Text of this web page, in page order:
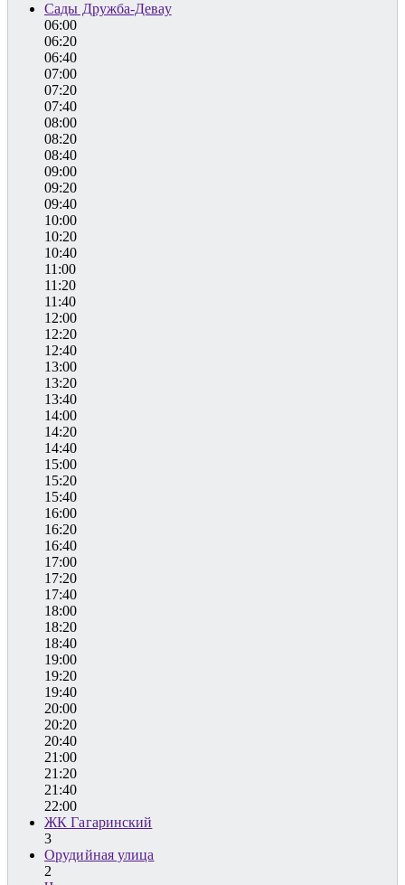
Сады Дружба-Девау
06:00
06:20
06:40
07:00
07:20
07:40
08:00
08:20
08:40
09:00
09:20
09:40
10:00
10:20
10:40
11:00
11:20
11:40
12:00
12:20
12:40
13:00
13:20
13:40
14:00
14:20
14:40
15:00
15:20
15:40
16:00
16:20
16:40
17:00
17:20
17:40
18:00
18:20
18:40
19:00
19:20
19:40
20:00
20:20
20:40
21:00
21:20
21:40
22:00
ЖК Гагаринский
3
Орудийная улица
2